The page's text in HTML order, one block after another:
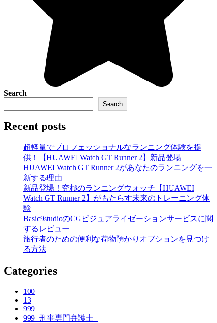
Search
Search
Recent posts
超軽量でプロフェッショナルなランニング体験を提
供！【HUAWEI Watch GT Runner 2】新品登場
HUAWEI Watch GT Runner 2があなたのランニングを一
新する理由
新品登場！究極のランニングウォッチ【HUAWEI
Watch GT Runner 2】がもたらす未来のトレーニング体
験
Basic9studioのCGビジュアライゼーションサービスに関
するレビュー
旅行者のための便利な荷物預かりオプションを見つけ
る方法
Categories
100
13
999
999−刑事専門弁護士−